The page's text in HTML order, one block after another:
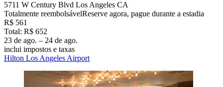
5711 W Century Blvd Los Angeles CA
Totalmente reembolsávelReserve agora, pague durante a estadia
R$ 561
Total: R$ 652
23 de ago. – 24 de ago.
inclui impostos e taxas
Hilton Los Angeles Airport